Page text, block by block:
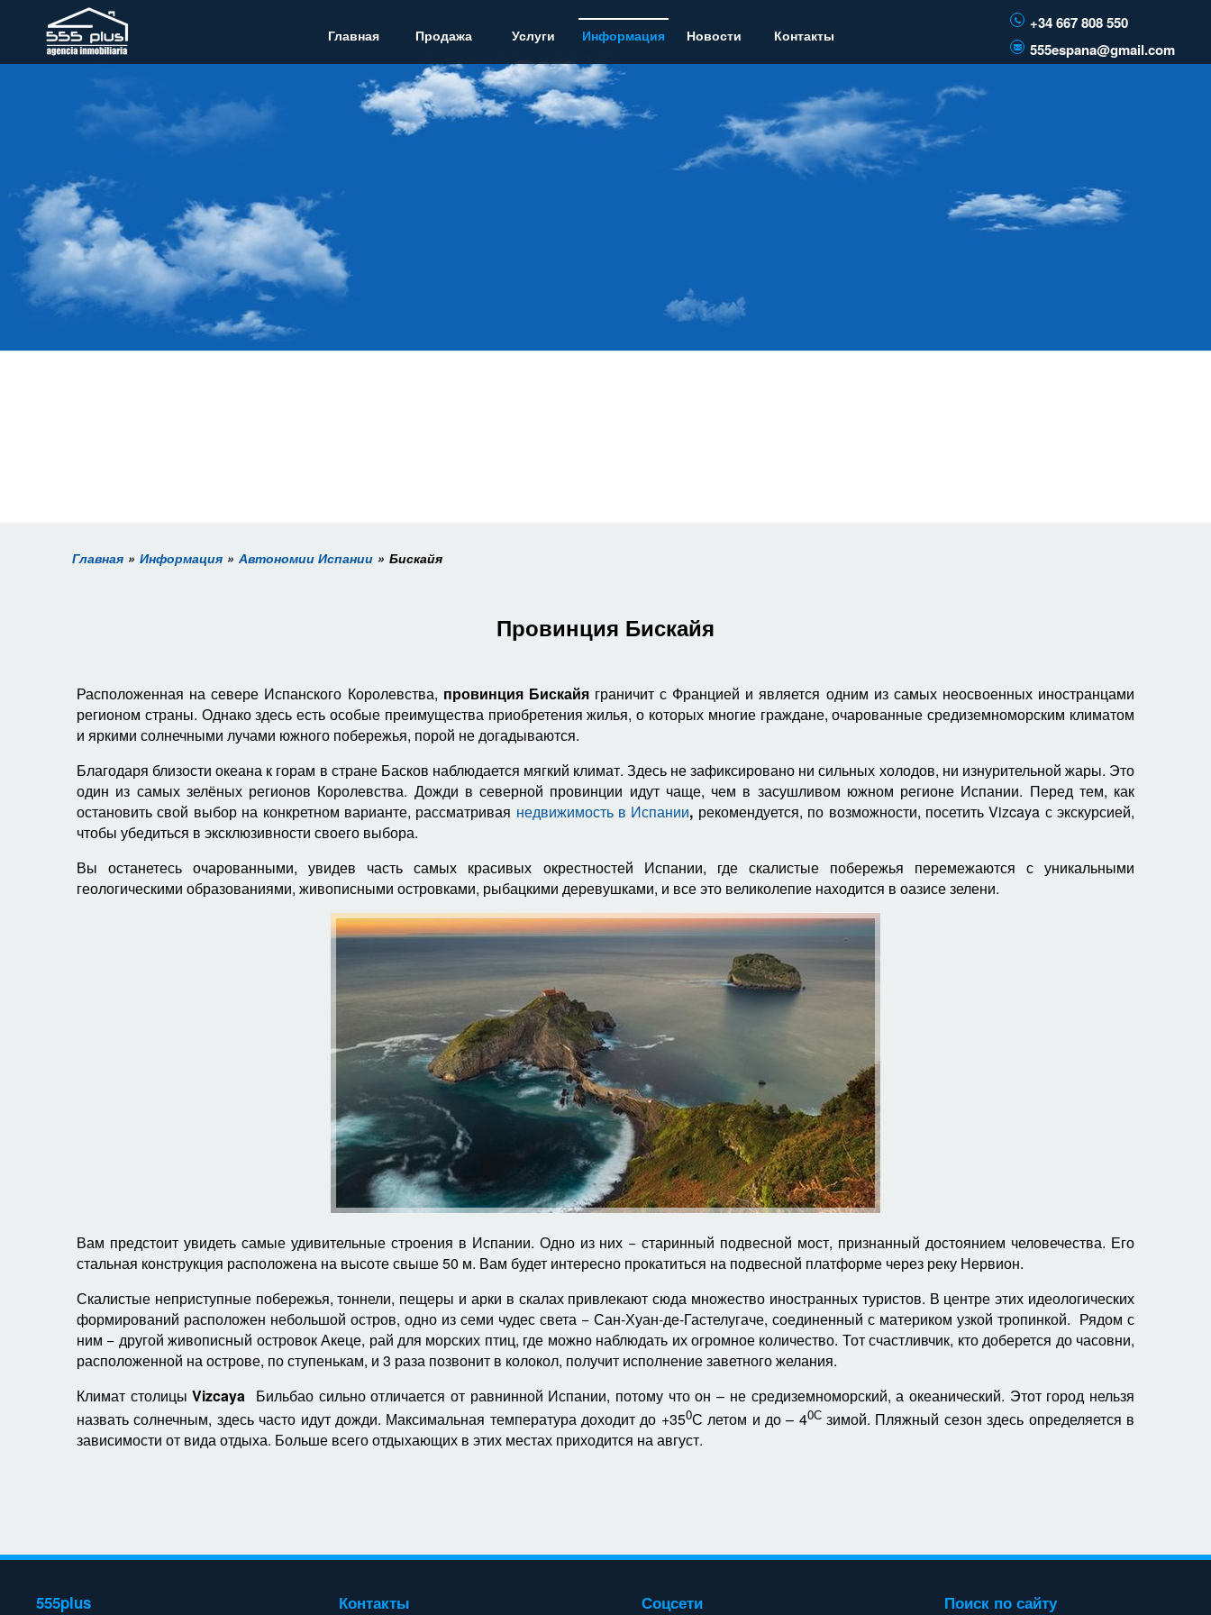
Главная Продажа Услуги Информация Новости Контакты
+34 667 808 550
555espana@gmail.com
Главная Информация Автономии Испании Бискайя
Провинция Бискайя
Расположенная на севере Испанского Королевства, провинция Бискайяграничит с Францией и является одним из самых неосвоенных иностранцами
регионом страны. Однако здесь есть особые преимущества приобретения жилья, о которых многие граждане, очарованные средиземноморским климатом
и яркими солнечными лучами южного побережья, порой не догадываются.
Благодаря близости океана к горам в стране Басков наблюдается мягкий климат. Здесь не зафиксировано ни сильных холодов, ни изнурительной жары. Это
один из самых зелёных регионов Королевства. Дожди в северной провинции идут чаще, чем в засушливом южном регионе Испании. Перед тем, как
остановить свой выбор на конкретном варианте, рассматривая недвижимость в Испании, рекомендуется, по возможности, посетить Vizcaya с экскурсией,
чтобы убедиться в эксклюзивности своего выбора.
Вы останетесь очарованными, увидев часть самых красивых окрестностей Испании, где скалистые побережья перемежаются с уникальными
геологическими образованиями, живописными островками, рыбацкими деревушками, и все это великолепие находится в оазисе зелени.
Вам предстоит увидеть самые удивительные строения в Испании. Одно из них − старинный подвесной мост, признанный достоянием человечества. Его
стальная конструкция расположена на высоте свыше 50 м. Вам будет интересно прокатиться на подвесной платформе через реку Нервион.
Скалистые неприступные побережья, тоннели, пещеры и арки в скалах привлекают сюда множество иностранных туристов. В центре этих идеологических
формирований расположен небольшой остров, одно из семи чудес света − Сан-Хуан-де-Гастелугаче, соединенный с материком узкой тропинкой. Рядом с
ним − другой живописный островок Акеце, рай для морских птиц, где можно наблюдать их огромное количество. Тот счастливчик, кто доберется до часовни,
расположенной на острове, по ступенькам, и 3 раза позвонит в колокол, получит исполнение заветного желания.
Климат столицыVizcaya Бильбао сильно отличается от равнинной Испании, потому что он – не средиземноморский, а океанический. Этот город нельзя
назвать солнечным, здесь часто идут дожди. Максимальная температура доходит до +350С летом и до – 40Сзимой. Пляжный сезон здесь определяется в
зависимости от вида отдыха. Больше всего отдыхающих в этих местах приходится на август.
555plus Контакты Соцсети Поиск по сайту